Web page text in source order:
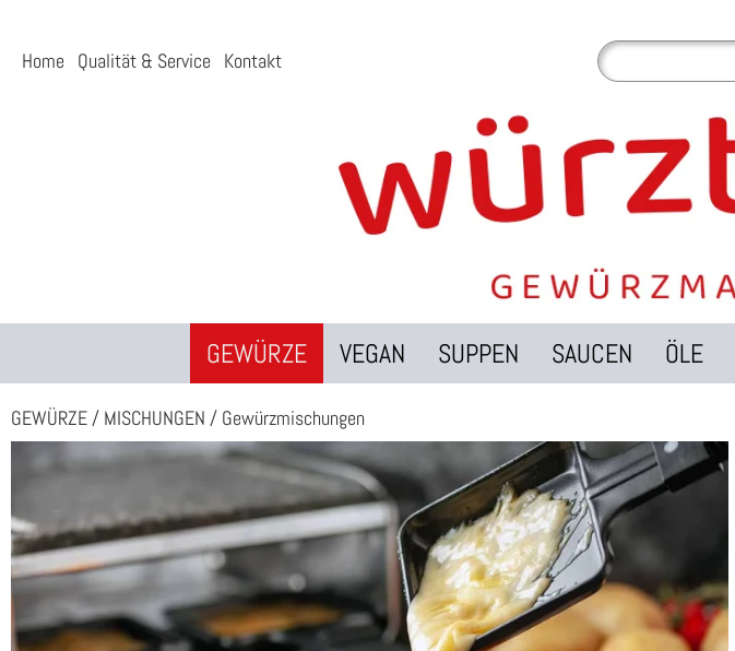
Home Qualität & Service Kontakt
GEWÜRZE VEGAN SUPPEN SAUCEN ÖLE
GEWÜRZE / MISCHUNGEN / Gewürzmischungen